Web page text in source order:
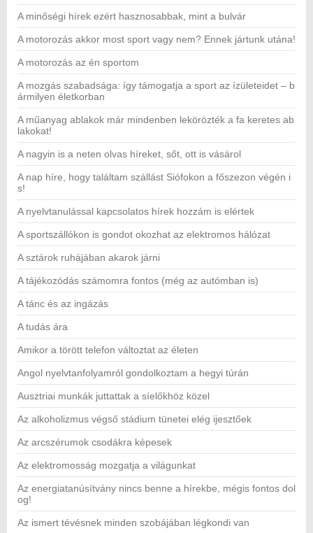
A minőségi hírek ezért hasznosabbak, mint a bulvár
A motorozás akkor most sport vagy nem? Ennek jártunk utána!
A motorozás az én sportom
A mozgás szabadsága: így támogatja a sport az ízületeidet – b
ármilyen életkorban
A műanyag ablakok már mindenben lekörözték a fa keretes ab
lakokat!
A nagyin is a neten olvas híreket, sőt, ott is vásárol
A nap híre, hogy találtam szállást Siófokon a főszezon végén i
s!
A nyelvtanulással kapcsolatos hírek hozzám is elértek
A sportszállókon is gondot okozhat az elektromos hálózat
A sztárok ruhájában akarok járni
A tájékozódás számomra fontos (még az autómban is)
A tánc és az ingázás
A tudás ára
Amikor a törött telefon változtat az életen
Angol nyelvtanfolyamról gondolkoztam a hegyi túrán
Ausztriai munkák juttattak a síelőkhöz közel
Az alkoholizmus végső stádium tünetei elég ijesztőek
Az arcszérumok csodákra képesek
Az elektromosság mozgatja a világunkat
Az energiatanúsítvány nincs benne a hírekbe, mégis fontos dol
og!
Az ismert tévésnek minden szobájában légkondi van